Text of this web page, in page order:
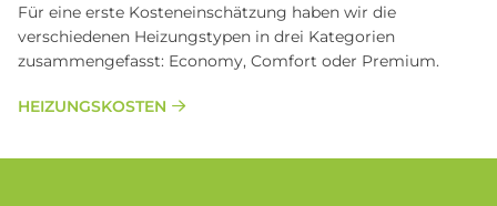
Für eine erste Kosteneinschätzung haben wir die
verschiedenen Heizungstypen in drei Kategorien
zusammengefasst: Economy, Comfort oder Premium.
HEIZUNGSKOSTEN